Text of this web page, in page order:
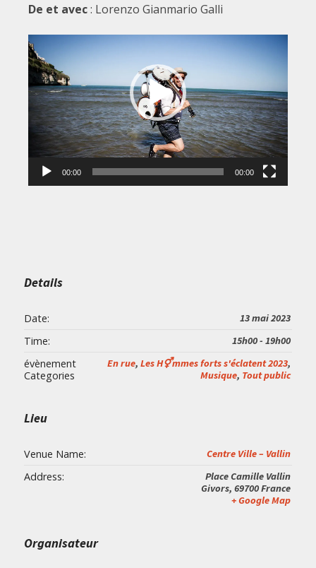
De et avec: Lorenzo Gianmario Galli
Lecteur
vidéo
00:00 00:00
Details
Date: 13 mai 2023
Time: 15h00 - 19h00
évènement
Categories
En rue, Les H⚥mmes forts s'éclatent 2023,
Musique, Tout public
Lieu
Venue Name: Centre Ville – Vallin
Address:
Place Camille Vallin
Givors, 69700France
+ Google Map
Organisateur